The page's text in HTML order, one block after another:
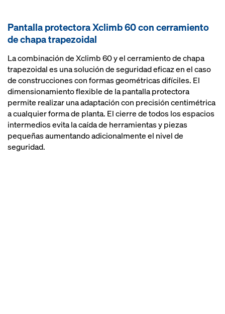
Pantalla protectora Xclimb 60 con cerramiento
de chapa trapezoidal
La combinación de Xclimb 60 y el cerramiento de chapa
trapezoidal es una solución de seguridad eficaz en el caso
de construcciones con formas geométricas difíciles. El
dimensionamiento flexible de la pantalla protectora
permite realizar una adaptación con precisión centimétrica
a cualquier forma de planta. El cierre de todos los espacios
intermedios evita la caída de herramientas y piezas
pequeñas aumentando adicionalmente el nivel de
seguridad.